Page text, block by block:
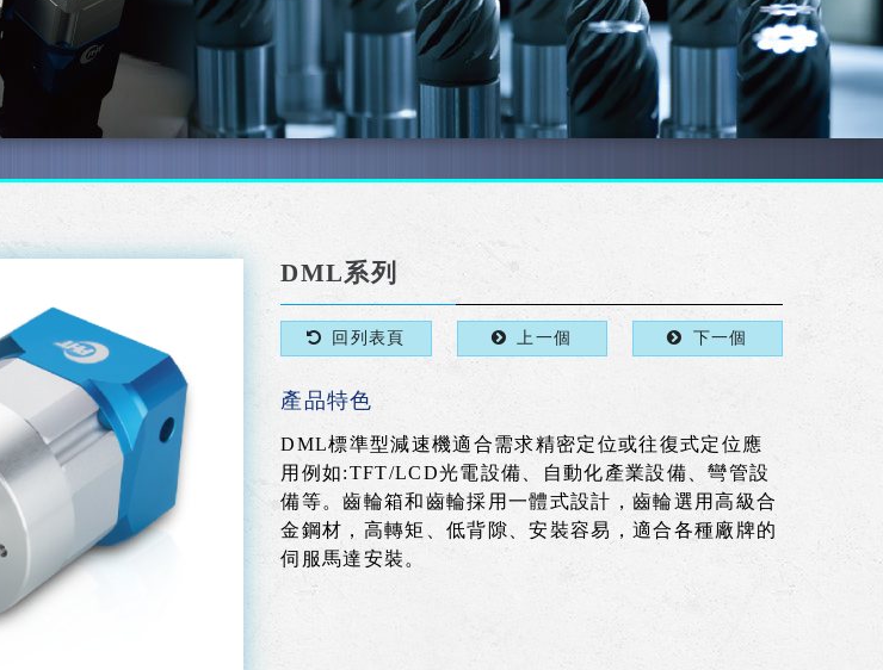
DML系列
回列表頁 上一個 下一個
產品特色
DML標準型減速機適合需求精密定位或往復式定位應
用例如:TFT/LCD光電設備、自動化產業設備、彎管設
備等。齒輪箱和齒輪採用一體式設計，齒輪選用高級合
金鋼材，高轉矩、低背隙、安裝容易，適合各種廠牌的
伺服馬達安裝。